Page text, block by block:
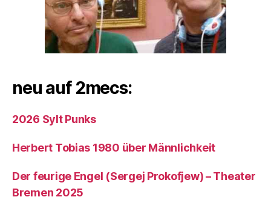
neu auf 2mecs:
2026 Sylt Punks
Herbert Tobias 1980 über Männlichkeit
Der feurige Engel (Sergej Prokofjew) – Theater
Bremen 2025